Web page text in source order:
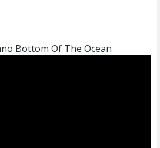
Bottom Of The Ocean